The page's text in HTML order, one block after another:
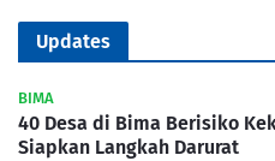
Updates
BIMA
40 Desa di Bima Berisiko
Siapkan Langkah Darurat